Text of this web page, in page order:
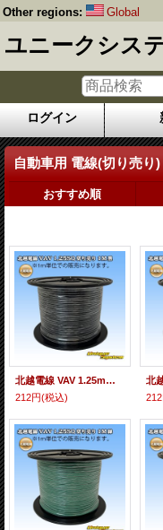
Other regions: Global
ユニークシス
ログイン
自動車用 電線(切り売り
おすすめ順
北越電線 VAV 1.25mm2 切り売り 1M 黒
212円(税込)
212